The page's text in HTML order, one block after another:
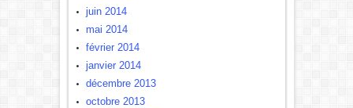
juin 2014
mai 2014
février 2014
janvier 2014
décembre 2013
octobre 2013